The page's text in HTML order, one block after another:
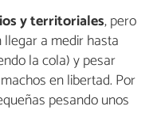
y territoriales, pero
a medir hasta
la cola) y pesar
en libertad. Por
pesando unos